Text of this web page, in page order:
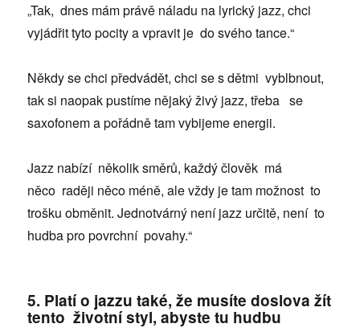
„Tak, dnes mám právě náladu na lyrický jazz, chci
vyjádřit tyto pocity a vpravit je do svého tance.“
Někdy se chci předvádět, chci se s dětmi vyblbnout,
tak si naopak pustíme nějaký živý jazz, třeba se
saxofonem a pořádně tam vybijeme energii.
Jazz nabízí několik směrů, každý člověk má
něco raději něco méně, ale vždy je tam možnost to
trošku obměnit. Jednotvárný není jazz určitě, není to
hudba pro povrchní povahy.“
5. Platí o jazzu také, že musíte doslova žít
tento životní styl, abyste tu hudbu